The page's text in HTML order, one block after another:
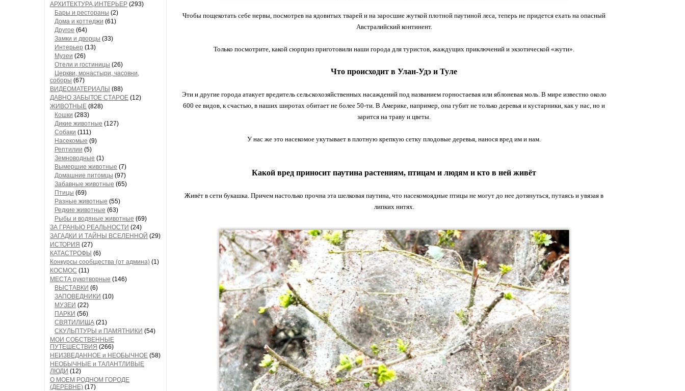
АРХИТЕКТУРА,ИНТЕРЬЕР (293)
Бары и рестораны (2)
Дома и коттеджи (61)
Другое (64)
Замки и дворцы (33)
Интерьер (13)
Музеи (26)
Отели и гостиницы (26)
Церкви, монастыри, часовни,
соборы (67)
ВИДЕОМАТЕРИАЛЫ (88)
ДАВНО ЗАБЫТОЕ СТАРОЕ (12)
ЖИВОТНЫЕ (828)
Кошки (283)
Дикие животные (127)
Собаки (111)
Насекомые (9)
Рептилии (5)
Земноводные (1)
Вымершие животные (7)
Домашние питомцы (97)
Забавные животные (65)
Птицы (69)
Разные животные (55)
Редкие животные (63)
Рыбы и водяные животные (69)
ЗА ГРАНЬЮ РЕАЛЬНОСТИ (24)
ЗАГАДКИ И ТАЙНЫ ВСЕЛЕННОЙ (29)
ИСТОРИЯ (27)
КАТАСТРОФЫ (6)
Конкурсы сообщества (от админа) (1)
КОСМОС (11)
МЕСТА рукотворные (146)
ВЫСТАВКИ (6)
ЗАПОВЕДНИКИ (10)
МУЗЕИ (22)
ПАРКИ (56)
СВЯТИЛИЩА (21)
СКУЛЬПТУРЫ и ПАМЯТНИКИ (54)
МОИ СОБСТВЕННЫЕ
ПУТЕШЕСТВИЯ (266)
НЕИЗВЕДАННОЕ и НЕОБЫЧНОЕ (58)
НЕОБЫЧНЫЕ и ТАЛАНТЛИВЫЕ
ЛЮДИ (12)
О МОЕМ РОДНОМ ГОРОДЕ
(ДЕРЕВНЕ) (17)
Чтобы пощекотать себе нервы, посмотрев на ядовитых тварей и на заросшие жуткой плотной паутиной леса, теперь не придется ехать на опасный
Австралийский континент.
Только посмотрите, какой сюрприз приготовили наши города для туристов, жаждущих приключений и экзотической «жути».
Что происходит в Улан-Удэ и Туле
Эти и другие города атакует вредитель сельскохозяйственных насаждений под названием горностаевая или яблоневая моль. В мире известно около
600 ее видов, к счастью, в наших широтах обитает не более 50-ти. В Америке, например, она губит не только деревья и кустарники, как у нас, но и
зарится на траву и цветы.
У нас же это насекомое укутывает в плотную крепкую сетку плодовые деревья, нанося вред им и нам.
Какой вред приносит паутина растениям, птицам и людям и кто в ней живёт
Живёт в сети букашка. Причем настолько прочна эта шелковая паутина, что насекомоядные птицы не могут до нее дотянуться, путаясь и увязая в
липких нитях.